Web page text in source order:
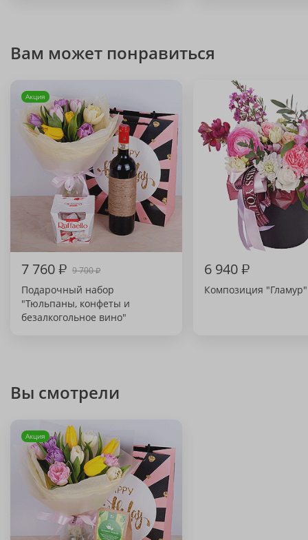
Вам может понравиться
Акция
7 760₽ 9 700₽
Подарочный набор
"Тюльпаны, конфеты и
безалкогольное вино"
6 940₽
Композиция "Гламур"
Вы смотрели
Акция